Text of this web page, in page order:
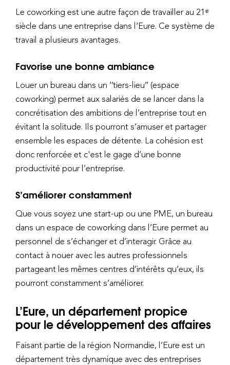
Le coworking est une autre façon de travailler au 21ᵉ
siècle dans une entreprise dans l’Eure. Ce système de
travail a plusieurs avantages.
Favorise une bonne ambiance
Louer un bureau dans un ‘’tiers-lieu’’ (espace
coworking) permet aux salariés de se lancer dans la
concrétisation des ambitions de l’entreprise tout en
évitant la solitude. Ils pourront s’amuser et partager
ensemble les espaces de détente. La cohésion est
donc renforcée et c'est le gage d’une bonne
productivité pour l’entreprise.
S’améliorer constamment
Que vous soyez une start-up ou une PME, un bureau
dans un espace de coworking dans l’Eure permet au
personnel de s’échanger et d’interagir. Grâce au
contact à nouer avec les autres professionnels
partageant les mêmes centres d’intérêts qu’eux, ils
pourront constamment s’améliorer.
L’Eure, un département propice
pour le développement des affaires
Faisant partie de la région Normandie, l’Eure est un
département très dynamique avec des entreprises